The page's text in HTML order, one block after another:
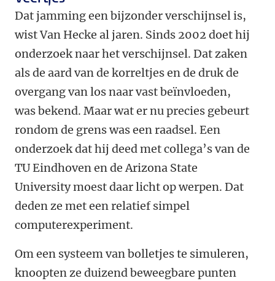
Dat jamming een bijzonder verschijnsel is,
wist Van Hecke al jaren. Sinds 2002 doet hij
onderzoek naar het verschijnsel. Dat zaken
als de aard van de korreltjes en de druk de
overgang van los naar vast beïnvloeden,
was bekend. Maar wat er nu precies gebeurt
rondom de grens was een raadsel. Een
onderzoek dat hij deed met collega’s van de
TU Eindhoven en de Arizona State
University moest daar licht op werpen. Dat
deden ze met een relatief simpel
computerexperiment.
Om een systeem van bolletjes te simuleren,
knoopten ze duizend beweegbare punten